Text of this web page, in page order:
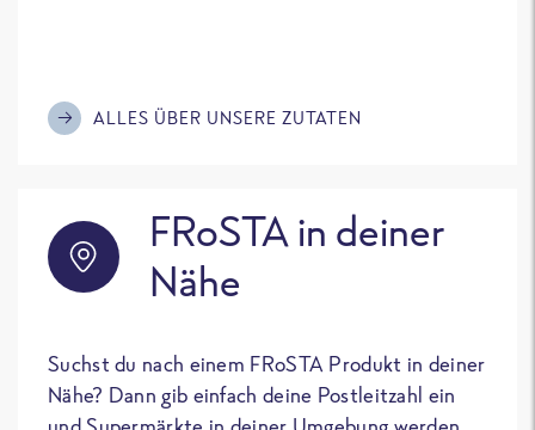
ALLES ÜBER UNSERE ZUTATEN
FRoSTA in deiner
Nähe
Suchst du nach einem FRoSTA Produkt in deiner
Nähe? Dann gib einfach deine Postleitzahl ein